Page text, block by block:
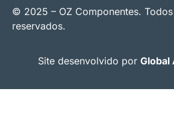
© 2025 – OZ Componentes.
reservados.
Site desenvolvido por Global